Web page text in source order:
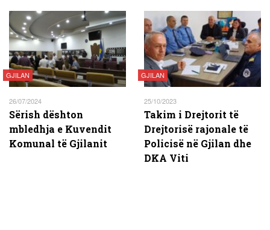
GJILAN
26/07/2024
Sërish dështon
mbledhja e Kuvendit
Komunal të Gjilanit
GJILAN
25/10/2023
Takim i Drejtorit të
Drejtorisë rajonale të
Policisë në Gjilan dhe
DKA Viti